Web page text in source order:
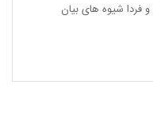
فردا شیوه های بیان